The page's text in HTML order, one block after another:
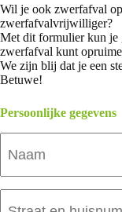
Wil je ook zwerfafval
zwerfafvalvrijwilliger?
Met dit formulier kun je
zwerfafval kunt
We zijn blij dat je een
Betuwe!
Persoonlijke gegevens